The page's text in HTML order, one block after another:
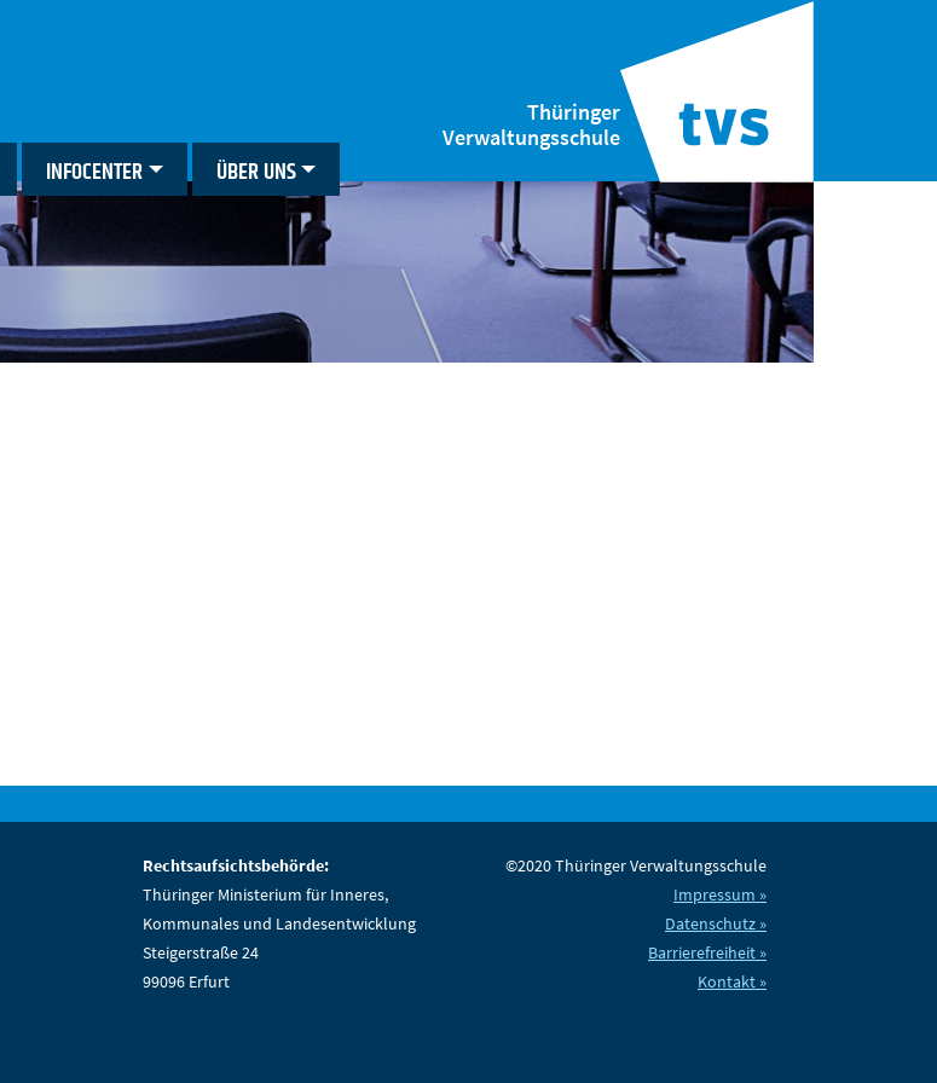
Thüringer
Verwaltungsschule
INFOCENTER ÜBER UNS
Rechtsaufsichtsbehörde:
Thüringer Ministerium für Inneres,
Kommunales und Landesentwicklung
Steigerstraße 24
99096 Erfurt
©2020 Thüringer Verwaltungsschule
Impressum »
Datenschutz »
Barrierefreiheit »
Kontakt »